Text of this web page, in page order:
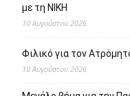
με τη ΝΙΚΗ
10 Αυγούστου 2026
Φιλικό για τον
10 Αυγούστου 2026